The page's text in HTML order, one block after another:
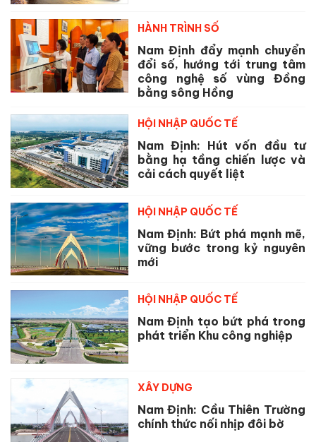
HÀNH TRÌNH SỐ
Nam Định đẩy mạnh chuyển
đổi số, hướng tới trung tâm
công nghệ số vùng Đồng
bằng sông Hồng
HỘI NHẬP QUỐC TẾ
Nam Định: Hút vốn đầu tư
bằng hạ tầng chiến lược và
cải cách quyết liệt
HỘI NHẬP QUỐC TẾ
Nam Định: Bứt phá mạnh mẽ,
vững bước trong kỷ nguyên
mới
HỘI NHẬP QUỐC TẾ
Nam Định tạo bứt phá trong
phát triển Khu công nghiệp
XÂY DỰNG
Nam Định: Cầu Thiên Trường
chính thức nối nhịp đôi bờ